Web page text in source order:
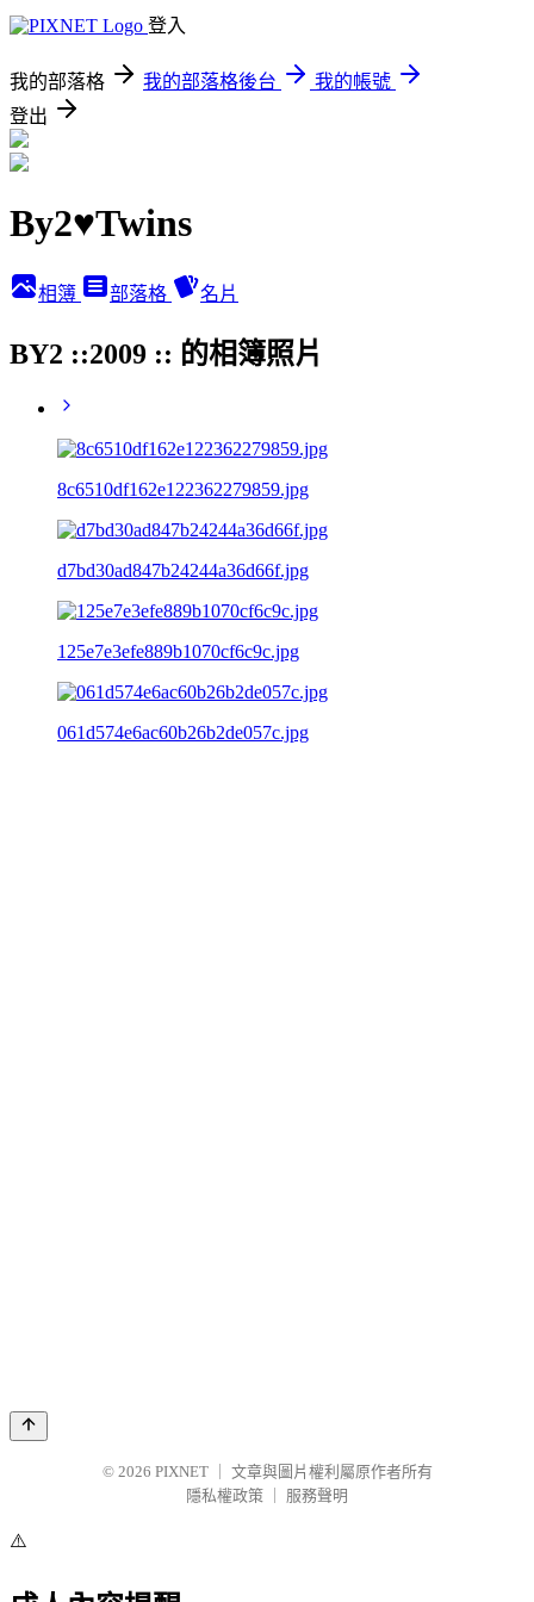
登入
我的部落格 我的部落格後台
我的帳號
登出
By2♥Twins
相簿 部落格 名片
BY2 ::2009 :: 的相簿照片
8c6510df162e122362279859.jpg
d7bd30ad847b24244a36d66f.jpg
125e7e3efe889b1070cf6c9c.jpg
061d574e6ac60b26b2de057c.jpg
© 2026 PIXNET
文章與圖片權利屬原作者所有
隱私權政策
服務聲明
⚠️